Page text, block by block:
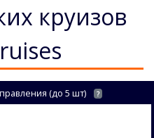
круизов
(до 5 шт) ?